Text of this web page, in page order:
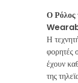
Ο Ρόλος
Η
έχουν
της